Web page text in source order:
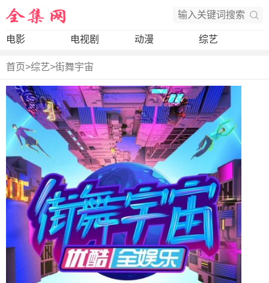
电影 电视剧 动漫 综艺
首页>综艺>街舞宇宙